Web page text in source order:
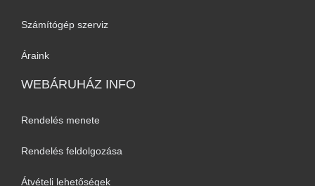
Számítógép szerviz
Áraink
WEBÁRUHÁZ INFO
Rendelés menete
Rendelés feldolgozása
Átvételi lehetőségek